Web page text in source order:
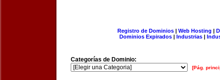
Registro de Dominios| Web Hosting |
Dominios Expirados | Industrias |
Categorías de Dominio:
[Pág.